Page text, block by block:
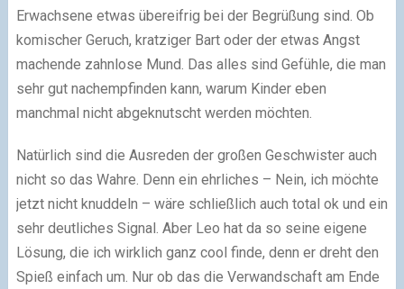
Erwachsene etwas übereifrig bei der Begrüßung sind. Ob
komischer Geruch, kratziger Bart oder der etwas Angst
machende zahnlose Mund. Das alles sind Gefühle, die man
sehr gut nachempfinden kann, warum Kinder eben
manchmal nicht abgeknutscht werden möchten.
Natürlich sind die Ausreden der großen Geschwister auch
nicht so das Wahre. Denn ein ehrliches – Nein, ich möchte
jetzt nicht knuddeln – wäre schließlich auch total ok und ein
sehr deutliches Signal. Aber Leo hat da so seine eigene
Lösung, die ich wirklich ganz cool finde, denn er dreht den
Spieß einfach um. Nur ob das die Verwandschaft am Ende